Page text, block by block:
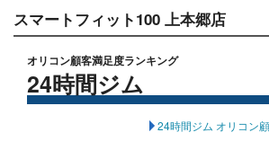
スマートフィット100 上本郷店
オリコン顧客満足度ランキング
24時間ジム
24時間ジム オリコン